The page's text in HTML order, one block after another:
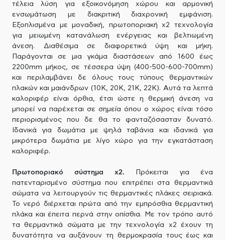
τέλεια λύση για εξοικονόμηση χώρου και αρμονική
ενσωμάτωση με διακριτική διαχρονική εμφάνιση.
Εξοπλισμένα με μοναδική, πρωτοποριακή x2 τεχνολογία
για μειωμένη κατανάλωση ενέργειας και βελτιωμένη
άνεση. Διαθέσιμα σε διαφορετικά ύψη και μήκη.
Παράγονται σε μια γκάμα διαστάσεων από 1600 έως
2200mm μήκος, σε τέσσερα ύψη (400-500-600-700mm)
και περιλαμβάνει δε όλους τους τύπους θερμαντικών
πλακών και μαιάνδρων (10Κ, 20Κ, 21Κ, 22Κ). Αυτά τα λεπτά
καλοριφέρ είναι όρθια, έτσι ώστε η θερμική άνεση να
μπορεί να παρέχεται σε σημεία όπου ο χώρος είναι τόσο
περιορισμένος που δε θα το φανταζόσασταν δυνατό.
Ιδανικά για δωμάτια με ψηλά ταβάνια και ιδανικά για
μικρότερα δωμάτια με λίγο χώρο για την εγκατάσταση
καλοριφέρ.
Πρωτοποριακό σύστημα x2. Πρόκειται για ένα
πατενταρισμένο σύστημα που επιτρέπει στα θερμαντικά
σώματα να λειτουργούν τις θερμαντικές πλάκες σειριακά.
Το νερό διέρχεται πρώτα από την εμπρόσθια θερμαντική
πλάκα και έπειτα περνά στην οπίσθια. Με τον τρόπο αυτό
τα θερμαντικά σώματα με την τεχνολογία x2 έχουν τη
δυνατότητα να αυξάνουν τη θερμοκρασία τους έως και